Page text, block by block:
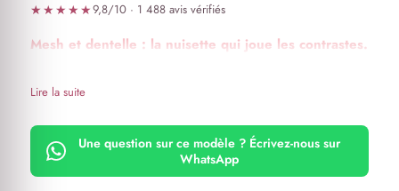
★★★★★9,8/10 · 1 488 avis vérifiés
Mesh et dentelle : la nuisette qui joue les contrastes.
Lire la suite
Une question sur ce modèle ? Écrivez-nous sur
WhatsApp